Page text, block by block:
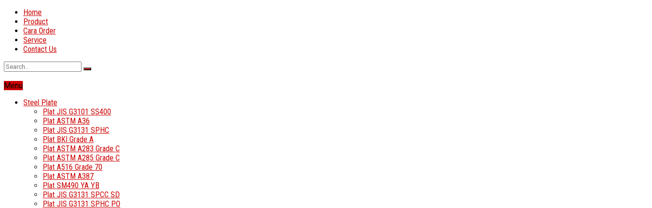
Home
Product
Cara Order
Service
Contact Us
Menu
Steel Plate
Plat JIS G3101 SS400
Plat ASTM A36
Plat JIS G3131 SPHC
Plat BKI Grade A
Plat ASTM A283 Grade C
Plat ASTM A285 Grade C
Plat A516 Grade 70
Plat ASTM A387
Plat SM490 YA YB
Plat JIS G3131 SPCC SD
Plat JIS G3131 SPHC PO